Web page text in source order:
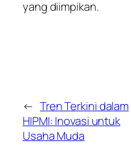
yang diimpikan.
← Tren Terkini dalam
HIPMI: Inovasi untuk
Usaha Muda